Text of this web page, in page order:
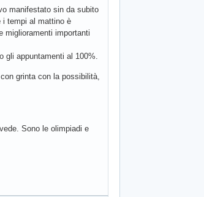
manifestato sin da subito
tempi al mattino è
miglioramenti importanti
appuntamenti al 100%.
grinta con la possibilità,
Sono le olimpiadi e